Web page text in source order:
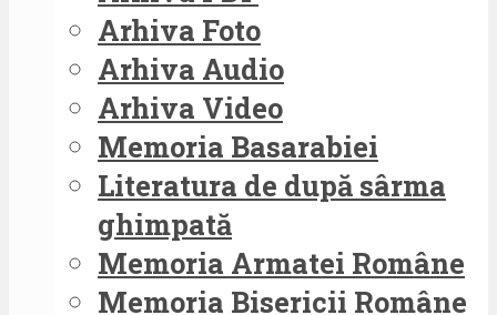
Arhiva Foto
Arhiva Audio
Arhiva Video
Memoria Basarabiei
Literatura de după sârma
ghimpată
Memoria Armatei Române
Memoria Bisericii Române